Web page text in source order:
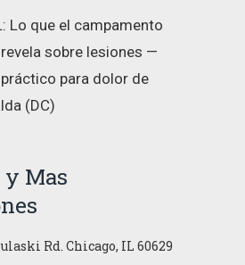
Lo que el campamento
sobre lesiones —
para dolor de
(DC)
y Mas
Rd. Chicago, IL 60629